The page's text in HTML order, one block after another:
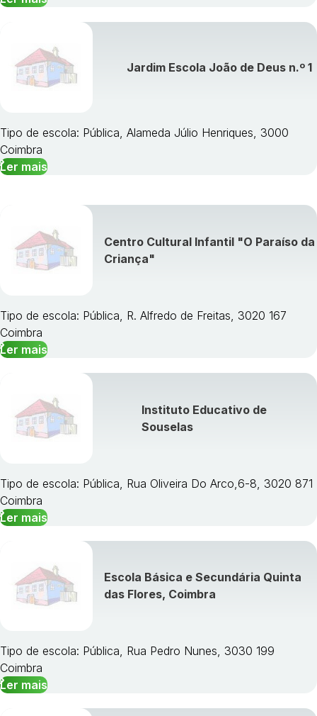
Jardim Escola João de Deus n.º 1
Tipo de escola: Pública, Alameda Júlio Henriques, 3000
Coimbra
Ler mais
Centro Cultural Infantil "O Paraíso da
Criança"
Tipo de escola: Pública, R. Alfredo de Freitas, 3020 167
Coimbra
Ler mais
Instituto Educativo de
Souselas
Tipo de escola: Pública, Rua Oliveira Do Arco,6-8, 3020 871
Coimbra
Ler mais
Escola Básica e Secundária Quinta
das Flores, Coimbra
Tipo de escola: Pública, Rua Pedro Nunes, 3030 199
Coimbra
Ler mais